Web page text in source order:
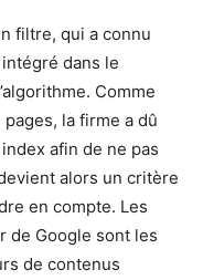
filtre, qui a connu
dans le
Comme
la firme a dû
afin de ne pas
alors un critère
en compte. Les
de Google sont les
de contenus